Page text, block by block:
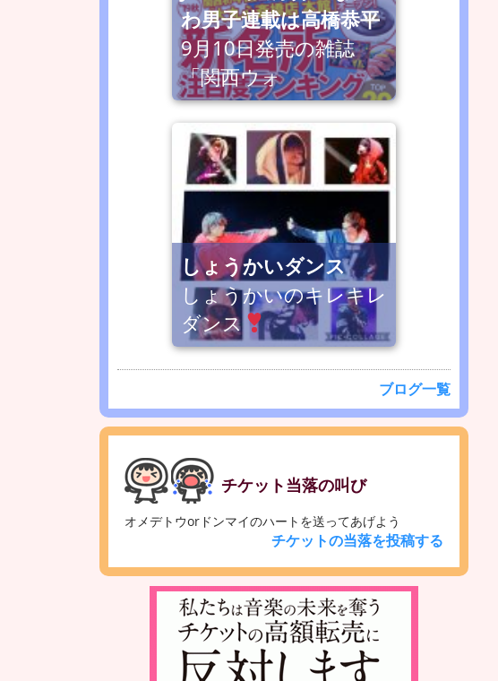
わ男子連載は高橋恭平
9月10日発売の雑誌
「関西ウォ
しょうかいダンス
しょうかいのキレキレ
ダンス
ブログ一覧
チケット当落の叫び
オメデトウorドンマイのハートを送ってあげよう
チケットの当落を投稿する